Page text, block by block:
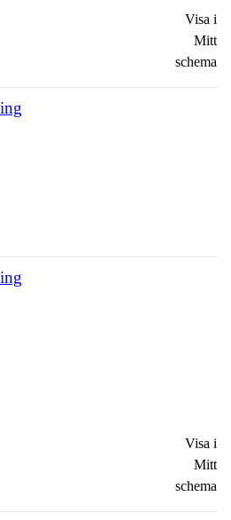
Visa i
Mitt
schema
Visa i
Mitt
schema